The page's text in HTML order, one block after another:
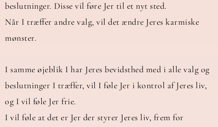
beslutninger. Disse vil føre Jer til et nyt sted.
Når I træffer andre valg, vil det ændre Jeres karmiske
mønster.
I samme øjeblik I har Jeres bevidsthed med i alle valg og
beslutninger I træffer, vil I føle Jer i kontrol af Jeres liv,
og I vil føle Jer frie.
I vil føle at det er Jer der styrer Jeres liv, frem for